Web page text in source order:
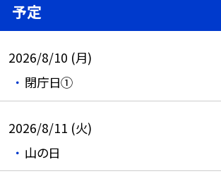
予定
2026/8/10 (月)
閉庁日①
2026/8/11 (火)
山の日